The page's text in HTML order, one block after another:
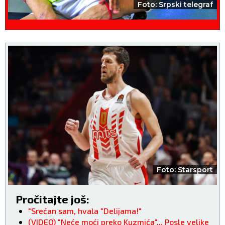
Foto: Srpski telegraf
Foto: Starsport
Pročitajte još:
"Srećan sam, hvala "Delijama!"
(VIDEO) "Neće moći preko Kuzmića"... Posle velike